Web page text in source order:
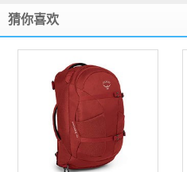
猜你喜欢